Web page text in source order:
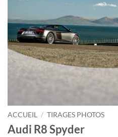
ACCUEIL / TIRAGES PHOTOS
Audi R8 Spyder